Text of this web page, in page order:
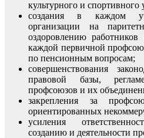
культурного и спортивного
создания в каждом
организации на
оздоровлению
каждой первичной
по пенсионным вопросам;
совершенствования
правовой базы,
профсоюзов и их
закрепления за
ориентированных
усиления
созданию и деятельности